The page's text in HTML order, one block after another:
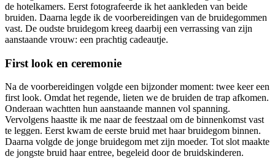
de hotelkamers. Eerst fotografeerde ik het aankleden van beide
bruiden. Daarna legde ik de voorbereidingen van de bruidegommen
vast. De oudste bruidegom kreeg daarbij een verrassing van zijn
aanstaande vrouw: een prachtig cadeautje.
First look en ceremonie
Na de voorbereidingen volgde een bijzonder moment: twee keer een
first look. Omdat het regende, lieten we de bruiden de trap afkomen.
Onderaan wachtten hun aanstaande mannen vol spanning.
Vervolgens haastte ik me naar de feestzaal om de binnenkomst vast
te leggen. Eerst kwam de eerste bruid met haar bruidegom binnen.
Daarna volgde de jonge bruidegom met zijn moeder. Tot slot maakte
de jongste bruid haar entree, begeleid door de bruidskinderen.